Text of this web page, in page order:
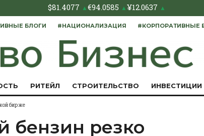
$81.4077 ▲€94.0585 ▲¥12.0637 ▲
БЛОГИ #НАЦИОНАЛИЗАЦИЯ #КОРПОРАТИВНЫЕ
РИТЕЙЛ СТРОИТЕЛЬСТВО ИНВЕСТИЦИИ
бирже
бензин резко